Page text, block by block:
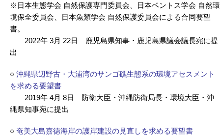
※日本生態学会 自然保護専門委員会、日本ベントス学会 自然環
境保全委員会、日本魚類学会 自然保護委員会による合同要望
書。
2022年 3月 22日 鹿児島県知事・鹿児島県議会議長宛に提
出
○ 沖縄県辺野古・大浦湾のサンゴ礁生態系の環境アセスメント
を求める要望書
2019年 4月 8日 防衛大臣・沖縄防衛局長・環境大臣・沖
縄県知事宛に提出
○ 奄美大島嘉徳海岸の護岸建設の見直しを求める要望書